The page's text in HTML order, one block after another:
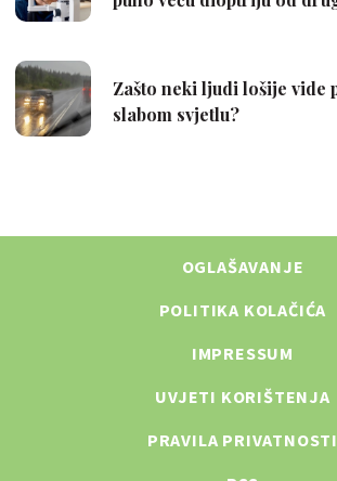
OGLAŠAVANJE
POLITIKA KOLAČIĆA
IMPRESSUM
UVJETI KORIŠTENJA
PRAVILA PRIVATNOSTI